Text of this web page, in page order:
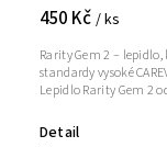
450 Kč / ks
Detail
Rarity Gem 2 –
standardy vysoké CAREVNA 4* Novinka, která
Lepidlo Rarity Gem 2